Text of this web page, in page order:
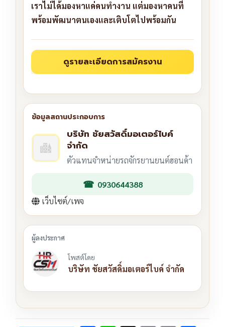
เราไม่ได้มองหาแค่คนทำงาน แต่มองหาคนที่
พร้อมพัฒนาตนเองและเติบโตไปพร้อมกัน
บริษัท ชัยสวัสดิ์มอเตอร์ไบค์
จำกัด
ตัวแทนจำหน่ายรถจักรยานยนต์ฮอนด้า
0930644388
เว็บไซต์/เพจ
โพสต์โดย
บริษัท ชัยสวัสดิ์มอเตอร์ไบค์ จำกัด